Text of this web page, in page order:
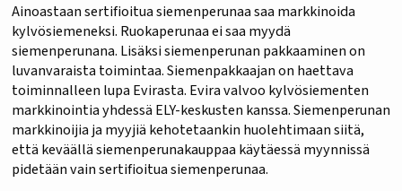
Ainoastaan sertifioitua siemenperunaa saa markkinoida
kylvösiemeneksi. Ruokaperunaa ei saa myydä
siemenperunana. Lisäksi siemenperunan pakkaaminen on
luvanvaraista toimintaa. Siemenpakkaajan on haettava
toiminnalleen lupa Evirasta. Evira valvoo kylvösiementen
markkinointia yhdessä ELY-keskusten kanssa. Siemenperunan
markkinoijia ja myyjiä kehotetaankin huolehtimaan siitä,
että keväällä siemenperunakauppaa käytäessä myynnissä
pidetään vain sertifioitua siemenperunaa.